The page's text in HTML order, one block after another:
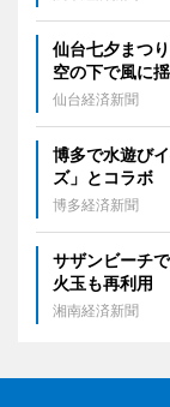
仙台七夕まつ
空の下で風に
仙台経済新聞
博多で水遊び
ズ」とコラボ
博多経済新聞
サザンビーチ
火玉も再利用
湘南経済新聞